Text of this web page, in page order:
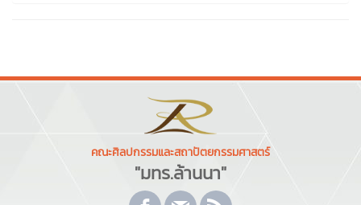
คณะศิลปกรรมและสถาปัตยกรรมศาสตร์
"มทร.ล้านนา"